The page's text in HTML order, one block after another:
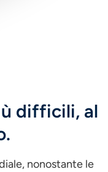
difficili, al
nonostante le